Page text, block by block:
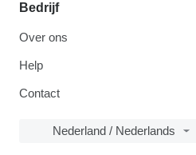
Bedrijf
Over ons
Help
Contact
Nederland / Nederlands